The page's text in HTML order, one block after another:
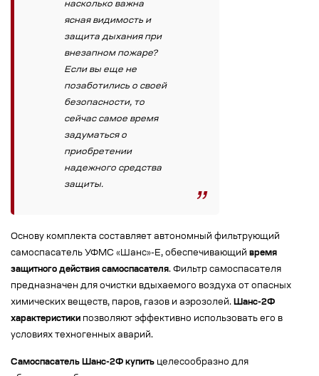
насколько важна
ясная видимость и
защита дыхания при
внезапном пожаре?
Если вы еще не
позаботились о своей
безопасности, то
сейчас самое время
задуматься о
приобретении
надежного средства
защиты.
Основу комплекта составляет автономный фильтрующий
самоспасатель УФМС «Шанс»-Е, обеспечивающий время
защитного действия самоспасателя. Фильтр самоспасателя
предназначен для очистки вдыхаемого воздуха от опасных
химических веществ, паров, газов и аэрозолей. Шанс-2Ф
характеристики позволяют эффективно использовать его в
условиях техногенных аварий.
Самоспасатель Шанс-2Ф купить целесообразно для